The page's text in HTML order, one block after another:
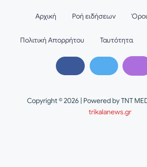
Copyright © 2026 | Powered by TNT
trikalanews.gr
Αρχική Ροή ειδήσεων
Πολιτική Απορρήτου Ταυτότητα